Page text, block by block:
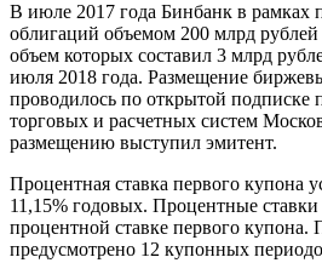
В июле 2017 года Бинбанк в
облигаций объемом 200 млрд
объем которых составил 3 млрд
июля 2018 года. Размещение
проводилось по открытой подписке
торговых и расчетных систем
размещению выступил эмитент.
Процентная ставка первого купона
11,15% годовых. Процентные
процентной ставке первого купона.
предусмотрено 12 купонных